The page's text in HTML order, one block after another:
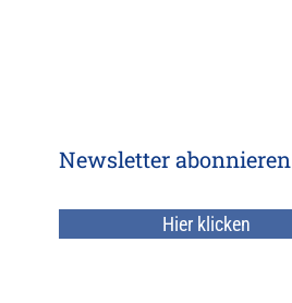
Newsletter abonnieren
Hier klicken